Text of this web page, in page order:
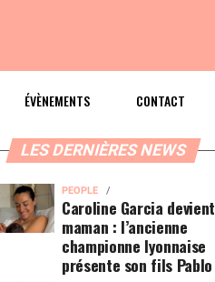
ÉVÈNEMENTS CONTACT
LES DERNIÈRES NEWS
PEOPLE
Caroline Garcia devient
maman : l’ancienne
championne lyonnaise
présente son fils Pablo